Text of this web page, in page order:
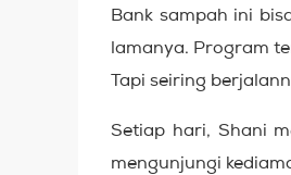
Bank sampah ini
lamanya. Program
Tapi seiring
Setiap hari, Shani
mengunjungi